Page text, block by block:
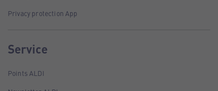
Privacy protection App
Service
Points ALDI